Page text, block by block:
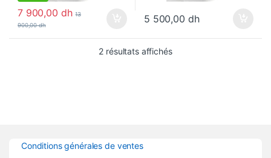
7 900,00 dh 13
900,00dh
5 500,00 dh
2 résultats affichés
Conditions générales de ventes